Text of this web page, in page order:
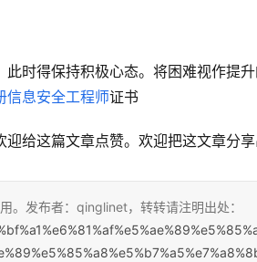
时得保持积极心态。将困难视作提
信息安全工程师证书
给这篇文章点赞。欢迎把这文章分享
。发布者：qinglinet，转转请注明出处：